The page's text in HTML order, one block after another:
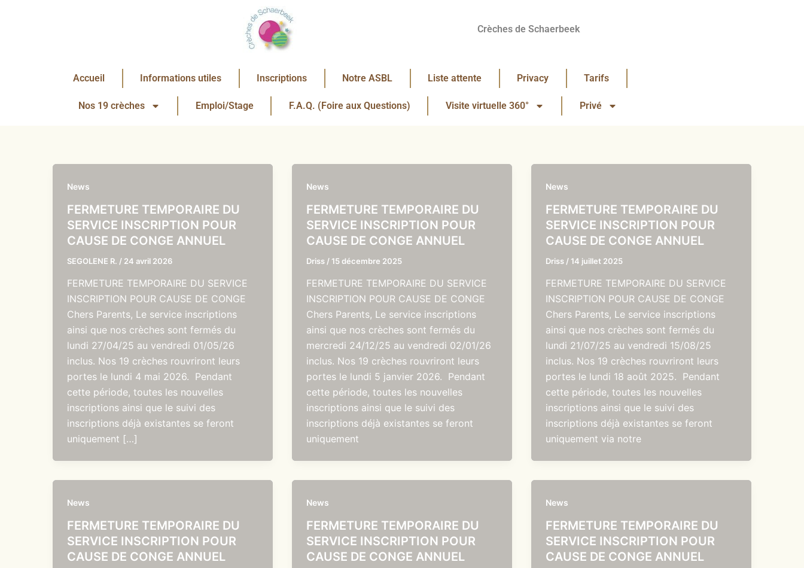
Crèches de Schaerbeek
Accueil Informations utiles Inscriptions Notre ASBL Liste attente Privacy Tarifs
Nos 19 crèches Emploi/Stage F.A.Q. (Foire aux Questions) Visite virtuelle 360° Privé
News
FERMETURE TEMPORAIRE DU
SERVICE INSCRIPTION POUR
CAUSE DE CONGE ANNUEL
SEGOLENE R. / 24 avril 2026
FERMETURE TEMPORAIRE DU SERVICE
INSCRIPTION POUR CAUSE DE CONGE
Chers Parents, Le service inscriptions
ainsi que nos crèches sont fermés du
lundi 27/04/25 au vendredi 01/05/26
inclus. Nos 19 crèches rouvriront leurs
portes le lundi 4 mai 2026. Pendant
cette période, toutes les nouvelles
inscriptions ainsi que le suivi des
inscriptions déjà existantes se feront
uniquement […]
News
FERMETURE TEMPORAIRE DU
SERVICE INSCRIPTION POUR
CAUSE DE CONGE ANNUEL
Driss / 15 décembre 2025
FERMETURE TEMPORAIRE DU SERVICE
INSCRIPTION POUR CAUSE DE CONGE
Chers Parents, Le service inscriptions
ainsi que nos crèches sont fermés du
mercredi 24/12/25 au vendredi 02/01/26
inclus. Nos 19 crèches rouvriront leurs
portes le lundi 5 janvier 2026. Pendant
cette période, toutes les nouvelles
inscriptions ainsi que le suivi des
inscriptions déjà existantes se feront
uniquement
News
FERMETURE TEMPORAIRE DU
SERVICE INSCRIPTION POUR
CAUSE DE CONGE ANNUEL
Driss / 14 juillet 2025
FERMETURE TEMPORAIRE DU SERVICE
INSCRIPTION POUR CAUSE DE CONGE
Chers Parents, Le service inscriptions
ainsi que nos crèches sont fermés du
lundi 21/07/25 au vendredi 15/08/25
inclus. Nos 19 crèches rouvriront leurs
portes le lundi 18 août 2025. Pendant
cette période, toutes les nouvelles
inscriptions ainsi que le suivi des
inscriptions déjà existantes se feront
uniquement via notre
News
FERMETURE TEMPORAIRE DU
SERVICE INSCRIPTION POUR
CAUSE DE CONGE ANNUEL
News
FERMETURE TEMPORAIRE DU
SERVICE INSCRIPTION POUR
CAUSE DE CONGE ANNUEL
News
FERMETURE TEMPORAIRE DU
SERVICE INSCRIPTION POUR
CAUSE DE CONGE ANNUEL